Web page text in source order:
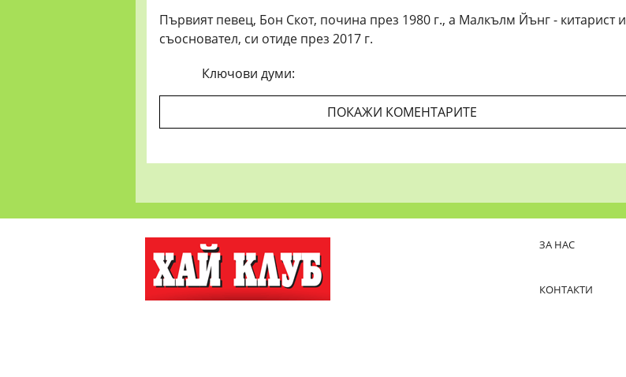
Първият певец, Бон Скот, почина през 1980 г., а Малкълм Йънг - китарист и
съосновател, си отиде през 2017 г.
Ключови думи:
ПОКАЖИ КОМЕНТАРИТЕ
ЗА НАС
КОНТАКТИ